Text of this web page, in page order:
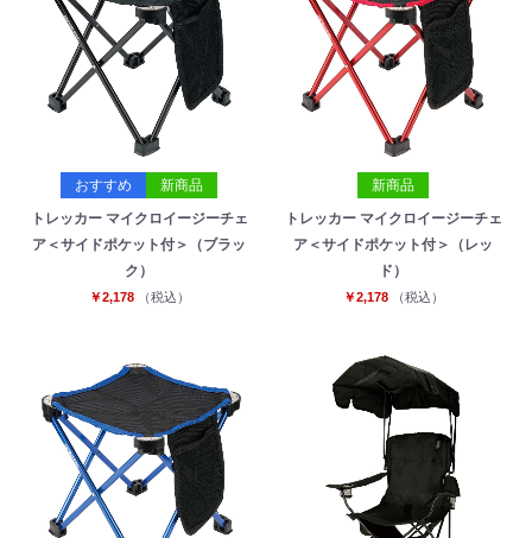
おすすめ 新商品
トレッカー マイクロイージーチェ
ア＜サイドポケット付＞（ブラッ
ク）
￥2,178 （税込）
新商品
トレッカー マイクロイージーチェ
ア＜サイドポケット付＞（レッ
ド）
￥2,178 （税込）